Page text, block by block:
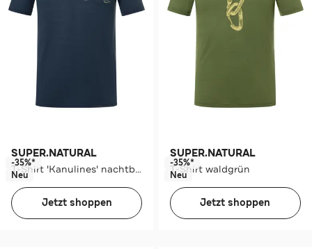
SUPER.NATURAL
T-Shirt 'Kanulines' nachtblau
-35%*
Neu
Jetzt shoppen
SUPER.NATURAL
T-Shirt waldgrün
-35%*
Neu
Jetzt shoppen